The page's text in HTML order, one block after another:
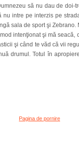
să nu dau de doi-
nu intre pe interzis pe
sala de sport şi
intenţionat şi mă
şi când te văd că vii
drumul. Totul în
Pagina de pornire